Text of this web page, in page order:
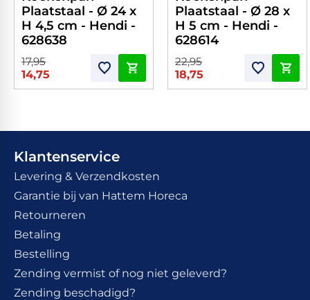
Plaatstaal - Ø 24 x
H 4,5 cm - Hendi -
628638
17,95
14,75
Plaatstaal - Ø 28 x
H 5 cm - Hendi -
628614
22,95
18,75
Klantenservice
Levering & Verzendkosten
Garantie bij van Hattem Horeca
Retourneren
Betaling
Bestelling
Zending vermist of nog niet geleverd?
Zending beschadigd?